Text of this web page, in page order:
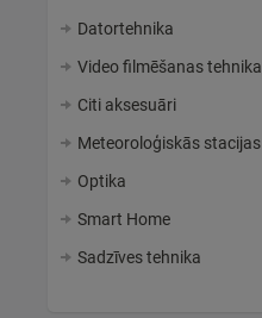
Datortehnika
Video filmēšanas tehnika
Citi aksesuāri
Meteoroloģiskās stacijas
Optika
Smart Home
Sadzīves tehnika